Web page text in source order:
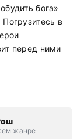
бога»
в
перед ними
жанре